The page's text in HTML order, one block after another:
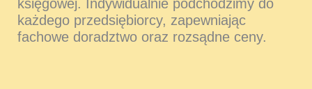
księgowej. Indywidualnie podchodzimy do
każdego przedsiębiorcy, zapewniając
fachowe doradztwo oraz rozsądne ceny.